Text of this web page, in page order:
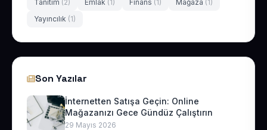
Tanıtım (2) Emlak (1) Finans (1) Mağaza (1)
Yayıncılık (1)
Son Yazılar
İnternetten Satışa Geçin: Online
Mağazanızı Gece Gündüz Çalıştırın
29 Mayıs 2026